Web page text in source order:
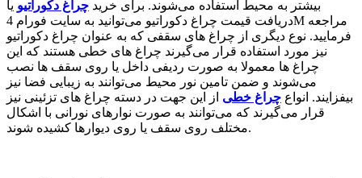
بیشتر به محیط استفاده می‌شوند. برای خرید چراغ دکوراتیو یا
دریافت قیمت چراغ دکوراتیو می‌توانید به سایت فورام 4M مراجعه
فرمایید. نوع دیگری از چراغ های سقفی که به عنوان چراغ دکوراتیو
نیز مورد استفاده قرار می‌گیرند چراغ های خطی هستند که این
چراغ ها معمولا به صورت ردیفی داخل یا روی سقف ها نصب
می‌شوند و ضمن تامین نور محیط می‌توانند به زیبایی فضا نیز
بیفزایند. انواع چراغ خطی از این جهت در دسته چراغ های تزئینی نیز
قرار می‌گیرند که می‌توانند به صورت نوارهای نورانی با اشکال
مختلف روی سقف یا روی دیوارها کشیده شوند.